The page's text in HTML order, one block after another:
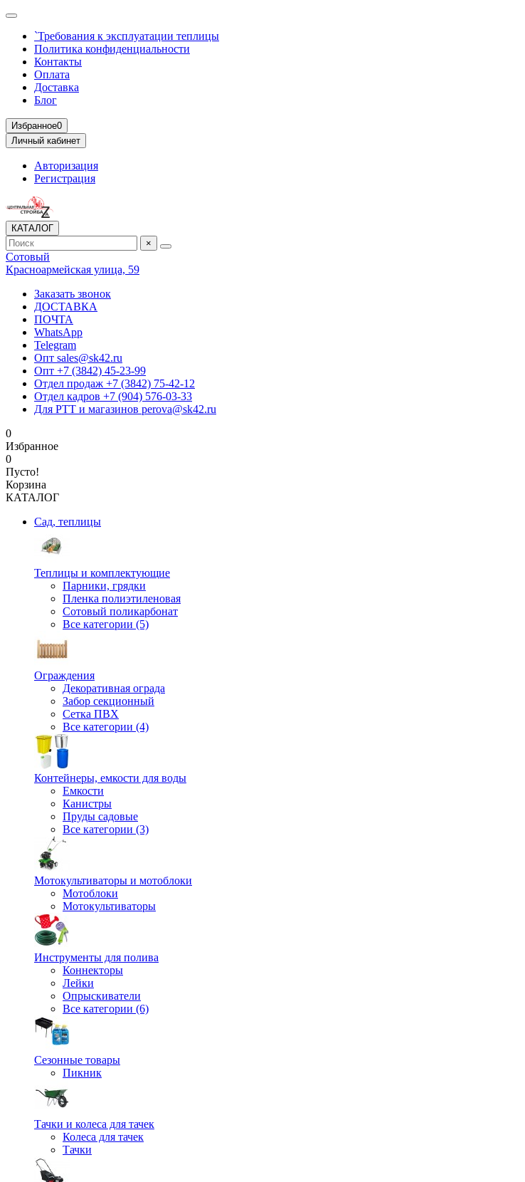
`Требования к эксплуатации теплицы
Политика конфиденциальности
Контакты
Оплата
Доставка
Блог
Избранное0
Личный кабинет
Авторизация
Регистрация
КАТАЛОГ
×
Сотовый
Красноармейская улица, 59
Заказать звонок
ДОСТАВКА
ПОЧТА
WhatsApp
Telegram
Опт sales@sk42.ru
Опт +7 (3842) 45-23-99
Отдел продаж +7 (3842) 75-42-12
Отдел кадров +7 (904) 576-03-33
Для РТТ и магазинов perova@sk42.ru
0
Избранное
0
Пусто!
Корзина
КАТАЛОГ
Сад, теплицы
Теплицы и комплектующие
Парники, грядки
Пленка полиэтиленовая
Сотовый поликарбонат
Все категории (5)
Ограждения
Декоративная ограда
Забор секционный
Сетка ПВХ
Все категории (4)
Контейнеры, емкости для воды
Емкости
Канистры
Пруды садовые
Все категории (3)
Мотокультиваторы и мотоблоки
Мотоблоки
Мотокультиваторы
Инструменты для полива
Коннекторы
Лейки
Опрыскиватели
Все категории (6)
Сезонные товары
Пикник
Тачки и колеса для тачек
Колеса для тачек
Тачки